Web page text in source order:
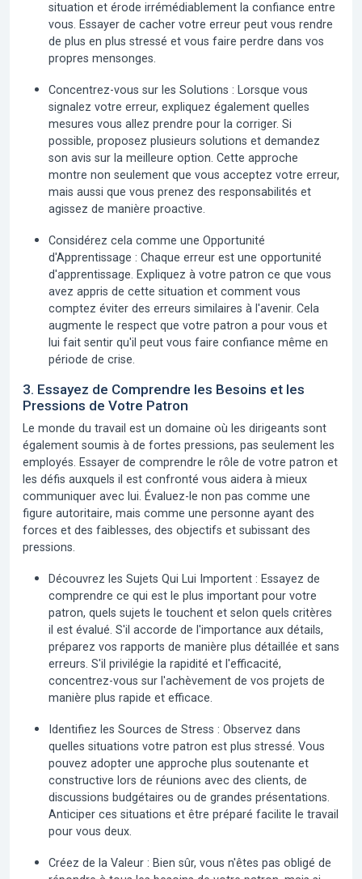
situation et érode irrémédiablement la confiance entre
vous. Essayer de cacher votre erreur peut vous rendre
de plus en plus stressé et vous faire perdre dans vos
propres mensonges.
Concentrez-vous sur les Solutions : Lorsque vous
signalez votre erreur, expliquez également quelles
mesures vous allez prendre pour la corriger. Si
possible, proposez plusieurs solutions et demandez
son avis sur la meilleure option. Cette approche
montre non seulement que vous acceptez votre erreur,
mais aussi que vous prenez des responsabilités et
agissez de manière proactive.
Considérez cela comme une Opportunité
d'Apprentissage : Chaque erreur est une opportunité
d'apprentissage. Expliquez à votre patron ce que vous
avez appris de cette situation et comment vous
comptez éviter des erreurs similaires à l'avenir. Cela
augmente le respect que votre patron a pour vous et
lui fait sentir qu'il peut vous faire confiance même en
période de crise.
3. Essayez de Comprendre les Besoins et les
Pressions de Votre Patron
Le monde du travail est un domaine où les dirigeants sont
également soumis à de fortes pressions, pas seulement les
employés. Essayer de comprendre le rôle de votre patron et
les défis auxquels il est confronté vous aidera à mieux
communiquer avec lui. Évaluez-le non pas comme une
figure autoritaire, mais comme une personne ayant des
forces et des faiblesses, des objectifs et subissant des
pressions.
Découvrez les Sujets Qui Lui Importent : Essayez de
comprendre ce qui est le plus important pour votre
patron, quels sujets le touchent et selon quels critères
il est évalué. S'il accorde de l'importance aux détails,
préparez vos rapports de manière plus détaillée et sans
erreurs. S'il privilégie la rapidité et l'efficacité,
concentrez-vous sur l'achèvement de vos projets de
manière plus rapide et efficace.
Identifiez les Sources de Stress : Observez dans
quelles situations votre patron est plus stressé. Vous
pouvez adopter une approche plus soutenante et
constructive lors de réunions avec des clients, de
discussions budgétaires ou de grandes présentations.
Anticiper ces situations et être préparé facilite le travail
pour vous deux.
Créez de la Valeur : Bien sûr, vous n'êtes pas obligé de